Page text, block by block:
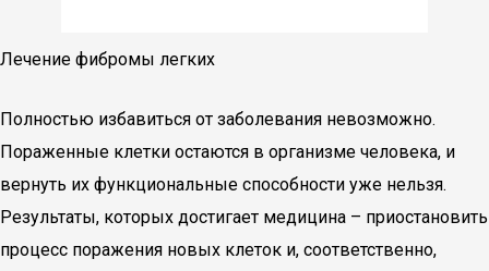
Лечение фибромы легких
Полностью избавиться от заболевания невозможно.
Пораженные клетки остаются в организме человека, и
вернуть их функциональные способности уже нельзя.
Результаты, которых достигает медицина – приостановить
процесс поражения новых клеток и, соответственно,